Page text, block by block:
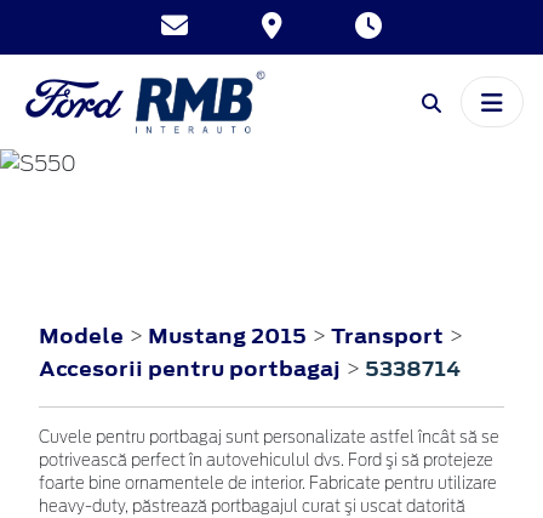
MUSTANG
Modele > Mustang 2015 > Transport >
Accesorii pentru portbagaj > 5338714
Cuvele pentru portbagaj sunt personalizate astfel încât să se
potrivească perfect în autovehiculul dvs. Ford şi să protejeze
foarte bine ornamentele de interior. Fabricate pentru utilizare
heavy-duty, păstrează portbagajul curat şi uscat datorită